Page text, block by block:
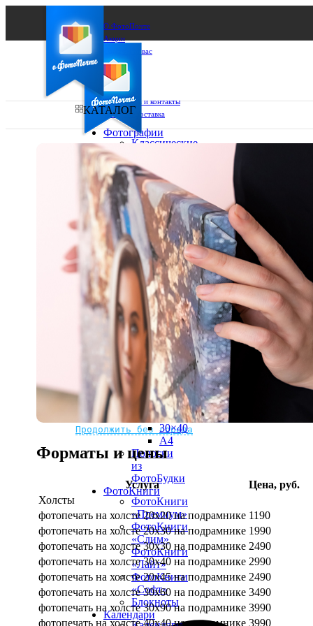
О ФотоПочте
Акции
Сделаем за вас
Бизнесу
FAQ
Франшиза
Поддержка и контакты
Оплата и доставка
Ваш город:
Ваш регион доставки
Выберите из списка:
Не нашли Ваш город?
Мы доставляем по всему миру
Продолжить без города
КАТАЛОГ
Фотографии
Классические
10х15
13х18
15х15
15х20
20х20
20х30
30х30
30х40
А4
Фото
рамке
10х10
10×15
13×18
15×15
15×20
20×20
20×30
30×30
30×40
A4
Полоски
из
ФотоБудки
ФотоКниги
ФотоКниги
«Премиум»
ФотоКниги
«Слим»
ФотоКниги
«Лайт»
ФотоКниги
«Софт»
Блокноты
Календари
Форматы и цены
Услуга
Цена, руб.
Холсты
фотопечать на холсте 20х20 на подрамнике 1190
фотопечать на холсте 20х30 на подрамнике 1990
фотопечать на холсте 30х30 на подрамнике 2490
фотопечать на холсте 30х40 на подрамнике 2990
фотопечать на холсте 20х45 на подрамнике 2490
фотопечать на холсте 30х60 на подрамнике 3490
фотопечать на холсте 30х90 на подрамнике 3990
фотопечать на холсте 40х40 на подрамнике 3990